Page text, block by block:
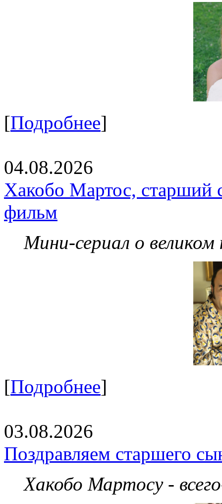
[Подробнее]
04.08.2026
Хакобо Мартос, старший
фильм
Мини-сериал о великом
[Подробнее]
03.08.2026
Поздравляем старшего
Хакобо Мартосу -